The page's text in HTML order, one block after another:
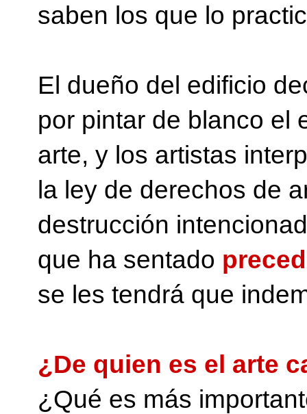
saben los que lo
El dueño del edificio
por pintar de blanco el
arte, y los artistas
la ley de derechos de
destrucción
que ha sentado
se les tendrá que
¿De quien es el arte
¿Qué es más